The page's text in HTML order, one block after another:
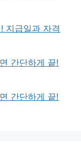
지급일과 자격
간단하게 끝!
간단하게 끝!